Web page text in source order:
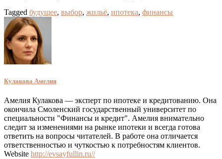
Tagged будущее, выбор, жильё, ипотека, финансы
Кулакова Амелия
Амелия Кулакова — эксперт по ипотеке и кредитованию. Она
окончила Смоленский государственный университет по
специальности "Финансы и кредит". Амелия внимательно
следит за изменениями на рынке ипотеки и всегда готова
ответить на вопросы читателей. В работе она отличается
ответственностью и чуткостью к потребностям клиентов.
Website http://evsayfullin.ru//